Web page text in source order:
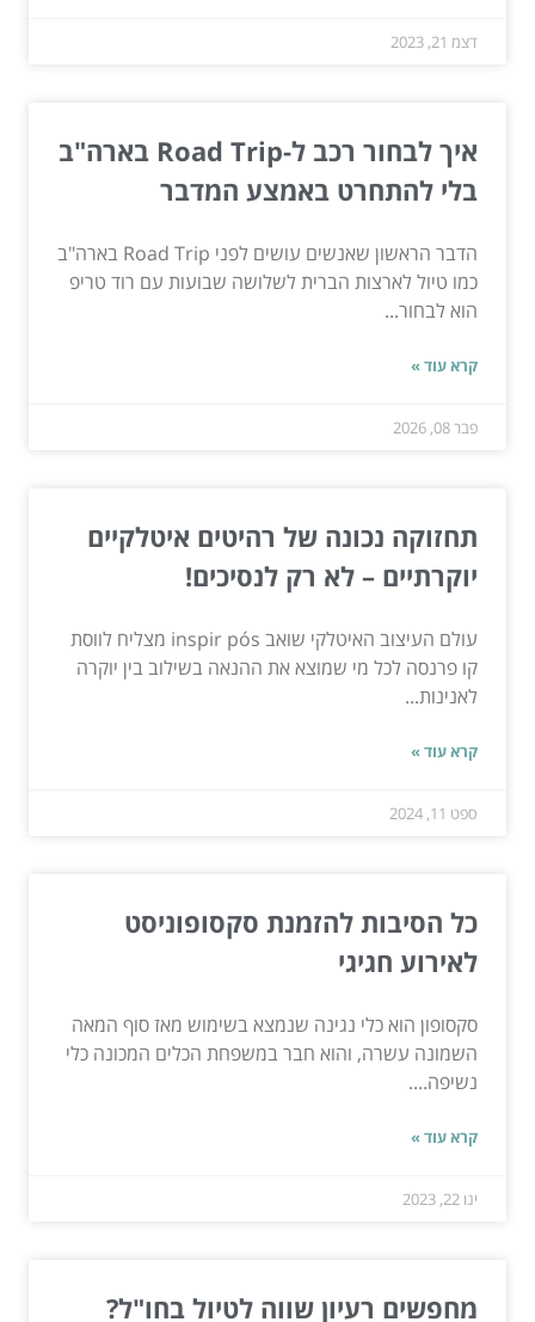
דצמ 21, 2023
איך לבחור רכב ל-Road Trip בארה"ב
בלי להתחרט באמצע המדבר
הדבר הראשון שאנשים עושים לפני Road Trip בארה"ב
כמו טיול לארצות הברית לשלושה שבועות עם רוד טריפ
הוא לבחור...
קרא עוד »
פבר 08, 2026
תחזוקה נכונה של רהיטים איטלקיים
יוקרתיים – לא רק לנסיכים!
עולם העיצוב האיטלקי שואב inspir pós מצליח לווסת
קו פרנסה לכל מי שמוצא את ההנאה בשילוב בין יוקרה
לאנינות...
קרא עוד »
ספט 11, 2024
​כל הסיבות להזמנת סקסופוניסט
לאירוע חגיגי
סקסופון הוא כלי נגינה שנמצא בשימוש מאז סוף המאה
השמונה עשרה, והוא חבר במשפחת הכלים המכונה כלי
נשיפה....
קרא עוד »
ינו 22, 2023
מחפשים רעיון שווה לטיול בחו"ל?